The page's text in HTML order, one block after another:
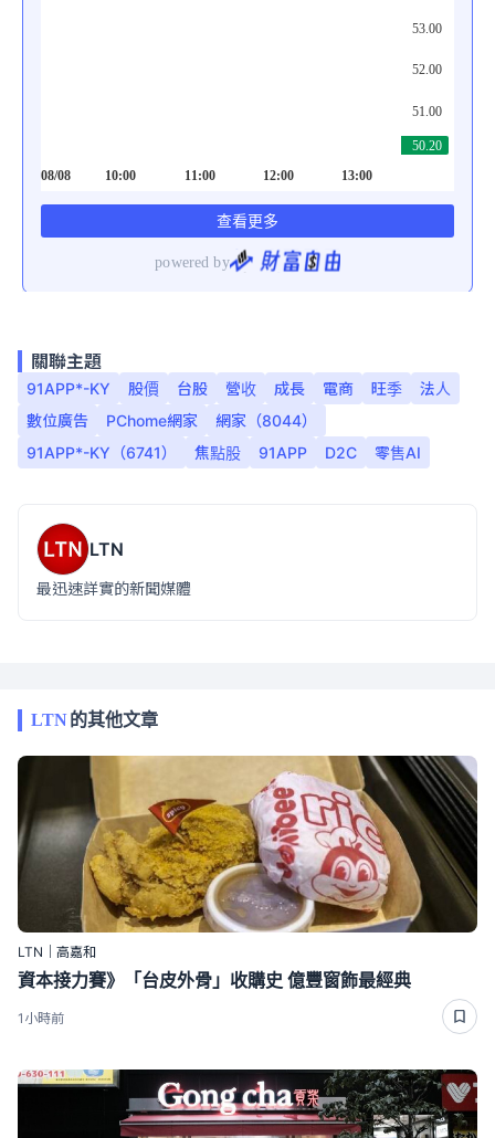
關聯主題
91APP*-KY 股價 台股 營收 成長 電商 旺季
法人
數位廣告
PChome網家
網家（8044）
91APP*-KY（6741）
焦點股 91APP D2C 零售AI
LTN
最迅速詳實的新聞媒體
LTN的其他文章
LTN｜高嘉和
資本接力賽》「台皮外骨」收購史 億豐窗飾最經典
1小時前